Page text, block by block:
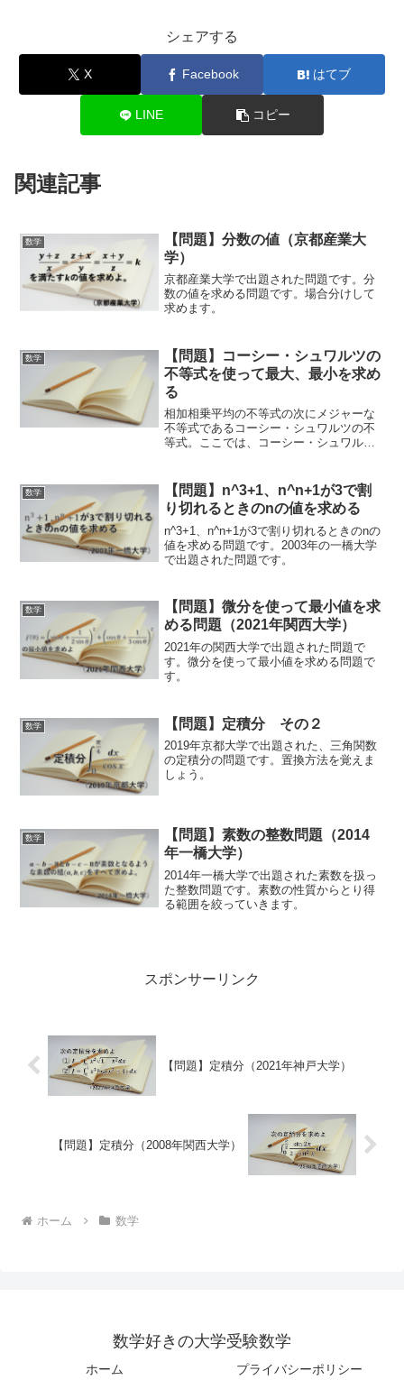
シェアする
X Facebook はてブ
LINE コピー
関連記事
数学
【問題】分数の値（京都産業大
学）
京都産業大学で出題された問題です。分
数の値を求める問題です。場合分けして
求めます。
数学
【問題】コーシー・シュワルツの
不等式を使って最大、最小を求め
る
相加相乗平均の不等式の次にメジャーな
不等式であるコーシー・シュワルツの不
等式。ここでは、コーシー・シュワルツ
数学
【問題】n^3+1、n^n+1が3で割
り切れるときのnの値を求める
n^3+1、n^n+1が3で割り切れるときのnの
値を求める問題です。2003年の一橋大学
で出題された問題です。
数学
【問題】微分を使って最小値を求
める問題（2021年関西大学）
2021年の関西大学で出題された問題で
す。微分を使って最小値を求める問題で
す。
数学 【問題】定積分 その２
2019年京都大学で出題された、三角関数
の定積分の問題です。置換方法を覚えま
しょう。
数学
【問題】素数の整数問題（2014
年一橋大学）
2014年一橋大学で出題された素数を扱っ
た整数問題です。素数の性質からとり得
る範囲を絞っていきます。
スポンサーリンク
【問題】定積分（2021年神戸大学）
【問題】定積分（2008年関西大学）
ホーム 数学
数学好きの大学受験数学
ホーム プライバシーポリシー